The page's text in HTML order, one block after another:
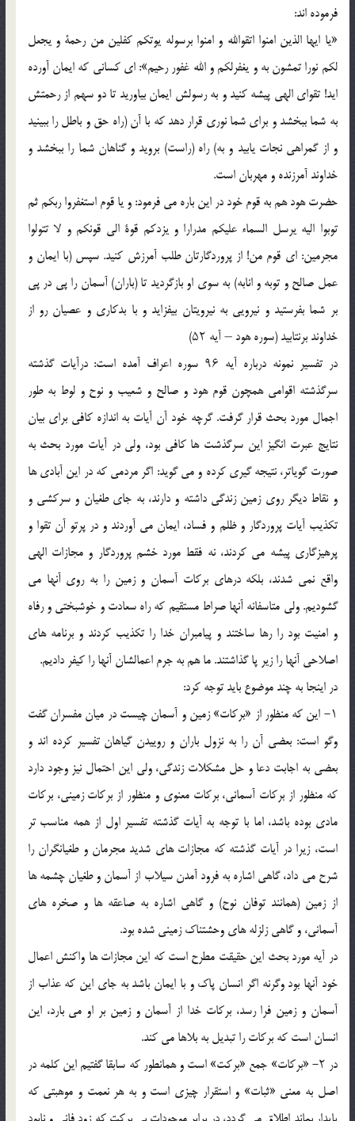
فرموده اند:
«يا ايها الذين امنوا اتقوالله و امنوا برسوله يوتكم كفلين من رحمة و يجعل
لكم نورا تمشون به و يغفرلكم و الله غفور رحيم»: اى كسانى كه ايمان آورده
ايد! تقواى الهى پيشه كنيد و به رسولش ايمان بياوريد تا دو سهم از رحمتش
به شما ببخشد و براى شما نورى قرار دهد كه با آن (راه حق و باطل را ببينيد
و از گمراهى نجات يابيد و به) راه (راست) برويد و گناهان شما را ببخشد و
خداوند آمرزنده و مهربان است.
حضرت هود هم به قوم خود در اين باره مى فرمود: و يا قوم استغفروا ربكم ثم
توبوا اليه يرسل السماء عليكم مدرارا و يزدكم قوة الى قونكم و لا تتولوا
مجرمين: اى قوم من! از پروردگارتان طلب آمرزش كنيد. سپس (با ايمان و
عمل صالح و توبه و انابه) به سوى او بازگرديد تا (باران) آسمان را پى در پى
بر شما بفرستيد و نيرويى به نيرويتان بيفزايد و با بدكارى و عصيان رو از
خداوند برنتابيد (سوره هود – آيه ۵۲)
در تفسير نمونه درباره آيه ۹۶ سوره اعراف آمده است: درآيات گذشته
سرگذشته اقوامى همچون قوم هود و صالح و شعيب و نوح و لوط به طور
اجمال مورد بحث قرار گرفت. گرچه خود آن آيات به اندازه كافى براى بيان
نتايج عبرت انگيز اين سرگذشت ها كافى بود، ولى در آيات مورد بحث به
صورت گوياتر، نتيجه گيرى كرده و مى گويد: اگر مردمى كه در اين آبادى ها
و نقاط ديگر روى زمين زندگى داشته و دارند، به جاى طغيان و سركشى و
تكذيب آيات پروردگار و ظلم و فساد، ايمان مى آوردند و در پرتو آن تقوا و
پرهيزگارى پيشه مى كردند، نه فقط مورد خشم پروردگار و مجازات الهى
واقع نمى شدند، بلكه درهاى بركات آسمان و زمين را به روى آنها مى
گشوديم. ولى متاسفانه آنها صراط مستقيم كه راه سعادت و خوشبختى و رفاه
و امنيت بود را رها ساختند و پيامبران خدا را تكذيب كردند و برنامه هاى
اصلاحى آنها را زير پا گذاشتند. ما هم به جرم اعمالشان آنها را كيفر داديم.
در اينجا به چند موضوع بايد توجه كرد:
۱- اين كه منظور از «بركات» زمين و آسمان چيست در ميان مفسران گفت
وگو است: بعضى آن را به نزول باران و روييدن گياهان تفسير كرده اند و
بعضى به اجابت دعا و حل مشكلات زندگى، ولى اين احتمال نيز وجود دارد
كه منظور از بركات آسمانى، بركات معنوى و منظور از بركات زمينى، بركات
مادى بوده باشد، اما با توجه به آيات گذشته تفسير اول از همه مناسب تر
است، زيرا در آيات گذشته كه مجازات هاى شديد مجرمان و طغيانگران را
شرح مى داد، گاهى اشاره به فرود آمدن سيلاب از آسمان و طغيان چشمه ها
از زمين (همانند توفان نوح) و گاهى اشاره به صاعقه ها و صخره هاى
آسمانى، و گاهى زلزله هاى وحشتناك زمينى شده بود.
در آيه مورد بحث اين حقيقت مطرح است كه اين مجازات ها واكنش اعمال
خود آنها بود وگرنه اگر انسان پاك و با ايمان باشد به جاى اين كه عذاب از
آسمان و زمين فرا رسد، بركات خدا از آسمان و زمين بر او مى بارد، اين
انسان است كه بركات را تبديل به بلاها مى كند.
در ۲- «بركات» جمع «بركت» است و همانطور كه سابقا گفتيم اين كلمه در
اصل به معنى «ثبات» و استقرار چيزى است و به هر نعمت و موهبتى كه